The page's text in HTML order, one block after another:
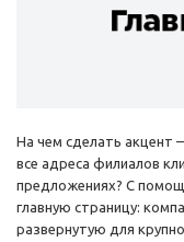
На чем сделать акцент –
все адреса филиалов
предложениях? С
главную страницу:
развернутую для